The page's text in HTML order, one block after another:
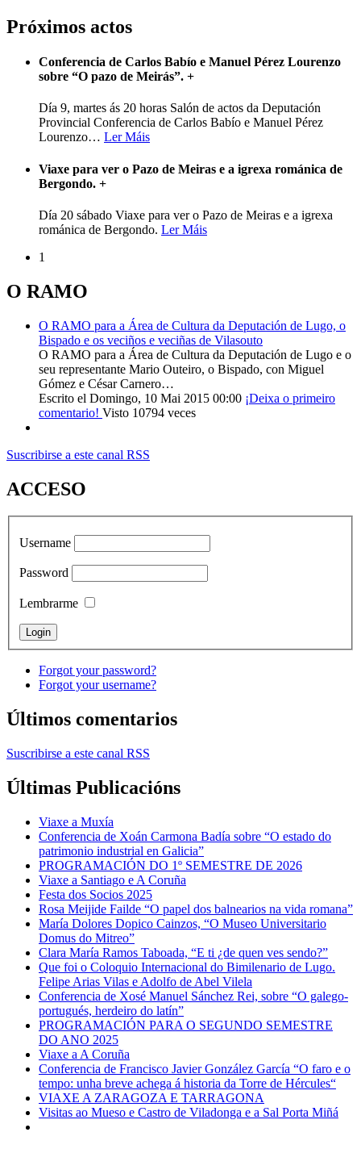
Próximos actos
Conferencia de Carlos Babío e Manuel Pérez Lourenzo
sobre “O pazo de Meirás”. +
Día 9, martes ás 20 horas Salón de actos da Deputación
Provincial Conferencia de Carlos Babío e Manuel Pérez
Lourenzo… Ler Máis
Viaxe para ver o Pazo de Meiras e a igrexa románica de
Bergondo. +
Día 20 sábado Viaxe para ver o Pazo de Meiras e a igrexa
románica de Bergondo. Ler Máis
1
O RAMO
O RAMO para a Área de Cultura da Deputación de Lugo, o
Bispado e os veciños e veciñas de Vilasouto
O RAMO para a Área de Cultura da Deputación de Lugo e o
seu representante Mario Outeiro, o Bispado, con Miguel
Gómez e César Carnero…
Escrito el Domingo, 10 Mai 2015 00:00 ¡Deixa o primeiro
comentario! Visto 10794 veces
Suscribirse a este canal RSS
ACCESO
Username
Password
Lembrarme
Forgot your password?
Forgot your username?
Últimos comentarios
Suscribirse a este canal RSS
Últimas Publicacións
Viaxe a Muxía
Conferencia de Xoán Carmona Badía sobre “O estado do
patrimonio industrial en Galicia”
PROGRAMACIÓN DO 1º SEMESTRE DE 2026
Viaxe a Santiago e A Coruña
Festa dos Socios 2025
Rosa Meijide Failde “O papel dos balnearios na vida romana”
María Dolores Dopico Cainzos, “O Museo Universitario
Domus do Mitreo”
Clara María Ramos Taboada, “E ti ¿de quen ves sendo?”
Que foi o Coloquio Internacional do Bimilenario de Lugo.
Felipe Arias Vilas e Adolfo de Abel Vilela
Conferencia de Xosé Manuel Sánchez Rei, sobre “O galego-
portugués, herdeiro do latín”
PROGRAMACIÓN PARA O SEGUNDO SEMESTRE
DO ANO 2025
Viaxe a A Coruña
Conferencia de Francisco Javier González García “O faro e o
tempo: unha breve achega á historia da Torre de Hércules“
VIAXE A ZARAGOZA E TARRAGONA
Visitas ao Mueso e Castro de Viladonga e a Sal Porta Miñá